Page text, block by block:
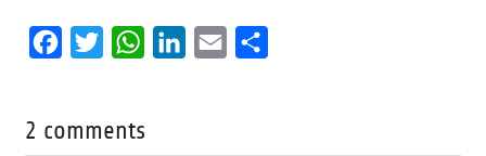
e
t
W
t
2 comments